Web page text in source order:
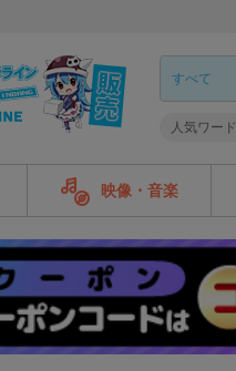
人気ワード
映像・音楽